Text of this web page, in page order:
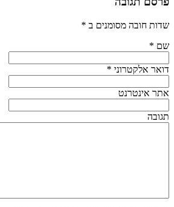
שדות חובה מסומנים ב *
שם *
דואר אלקטרוני *
אתר אינטרנט
תגובה